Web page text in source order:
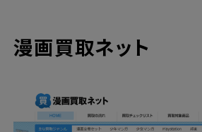
漫画買取ネット